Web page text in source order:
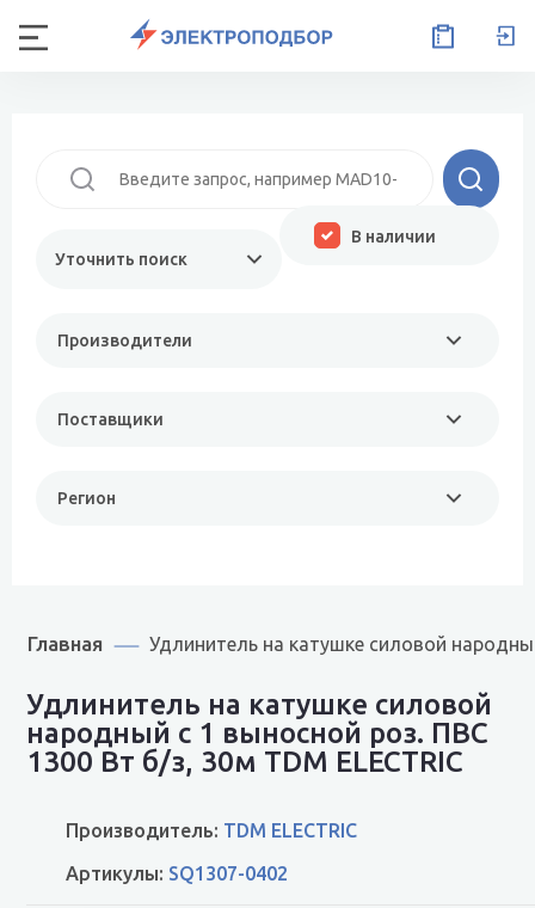
Уточнить поиск
Производители
Поставщики
Регион
В наличии
Главная Удлинитель на катушке силовой
Удлинитель на катушке силовой
народный с 1 выносной роз. ПВС
1300 Вт б/з, 30м TDM ELECTRIC
Производитель: TDM ELECTRIC
Артикулы: SQ1307-0402